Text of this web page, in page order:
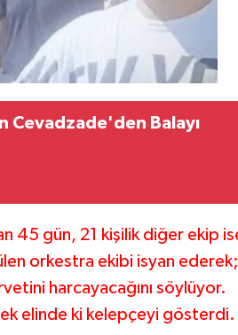
Cevadzade'den Balayı
45 gün, 21 kişilik diğer ekip
orkestra ekibi isyan ederek;
harcayacağını söylüyor.
elinde ki kelepçeyi gösterdi.